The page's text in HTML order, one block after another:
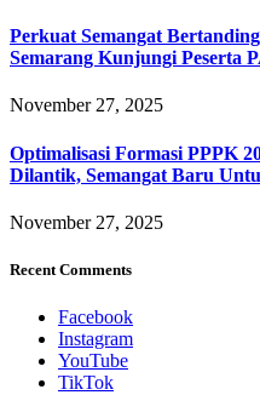
Perkuat Semangat
Semarang Kunjungi Peserta
November 27, 2025
Optimalisasi Formasi PPPK
Dilantik, Semangat Baru
November 27, 2025
Recent Comments
Facebook
Instagram
YouTube
TikTok